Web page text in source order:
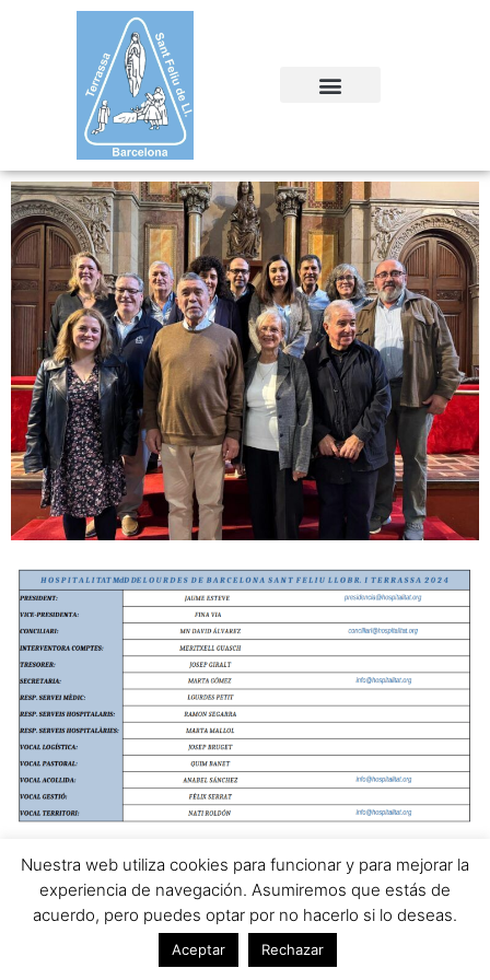
Nuestra web utiliza cookies para funcionar y para mejorar la
experiencia de navegación. Asumiremos que estás de
acuerdo, pero puedes optar por no hacerlo si lo deseas.
Aceptar Rechazar